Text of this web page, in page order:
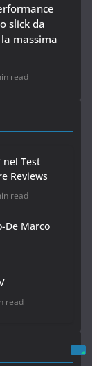
slick da
massima
read
nel Test
Reviews
read
De Marco
read